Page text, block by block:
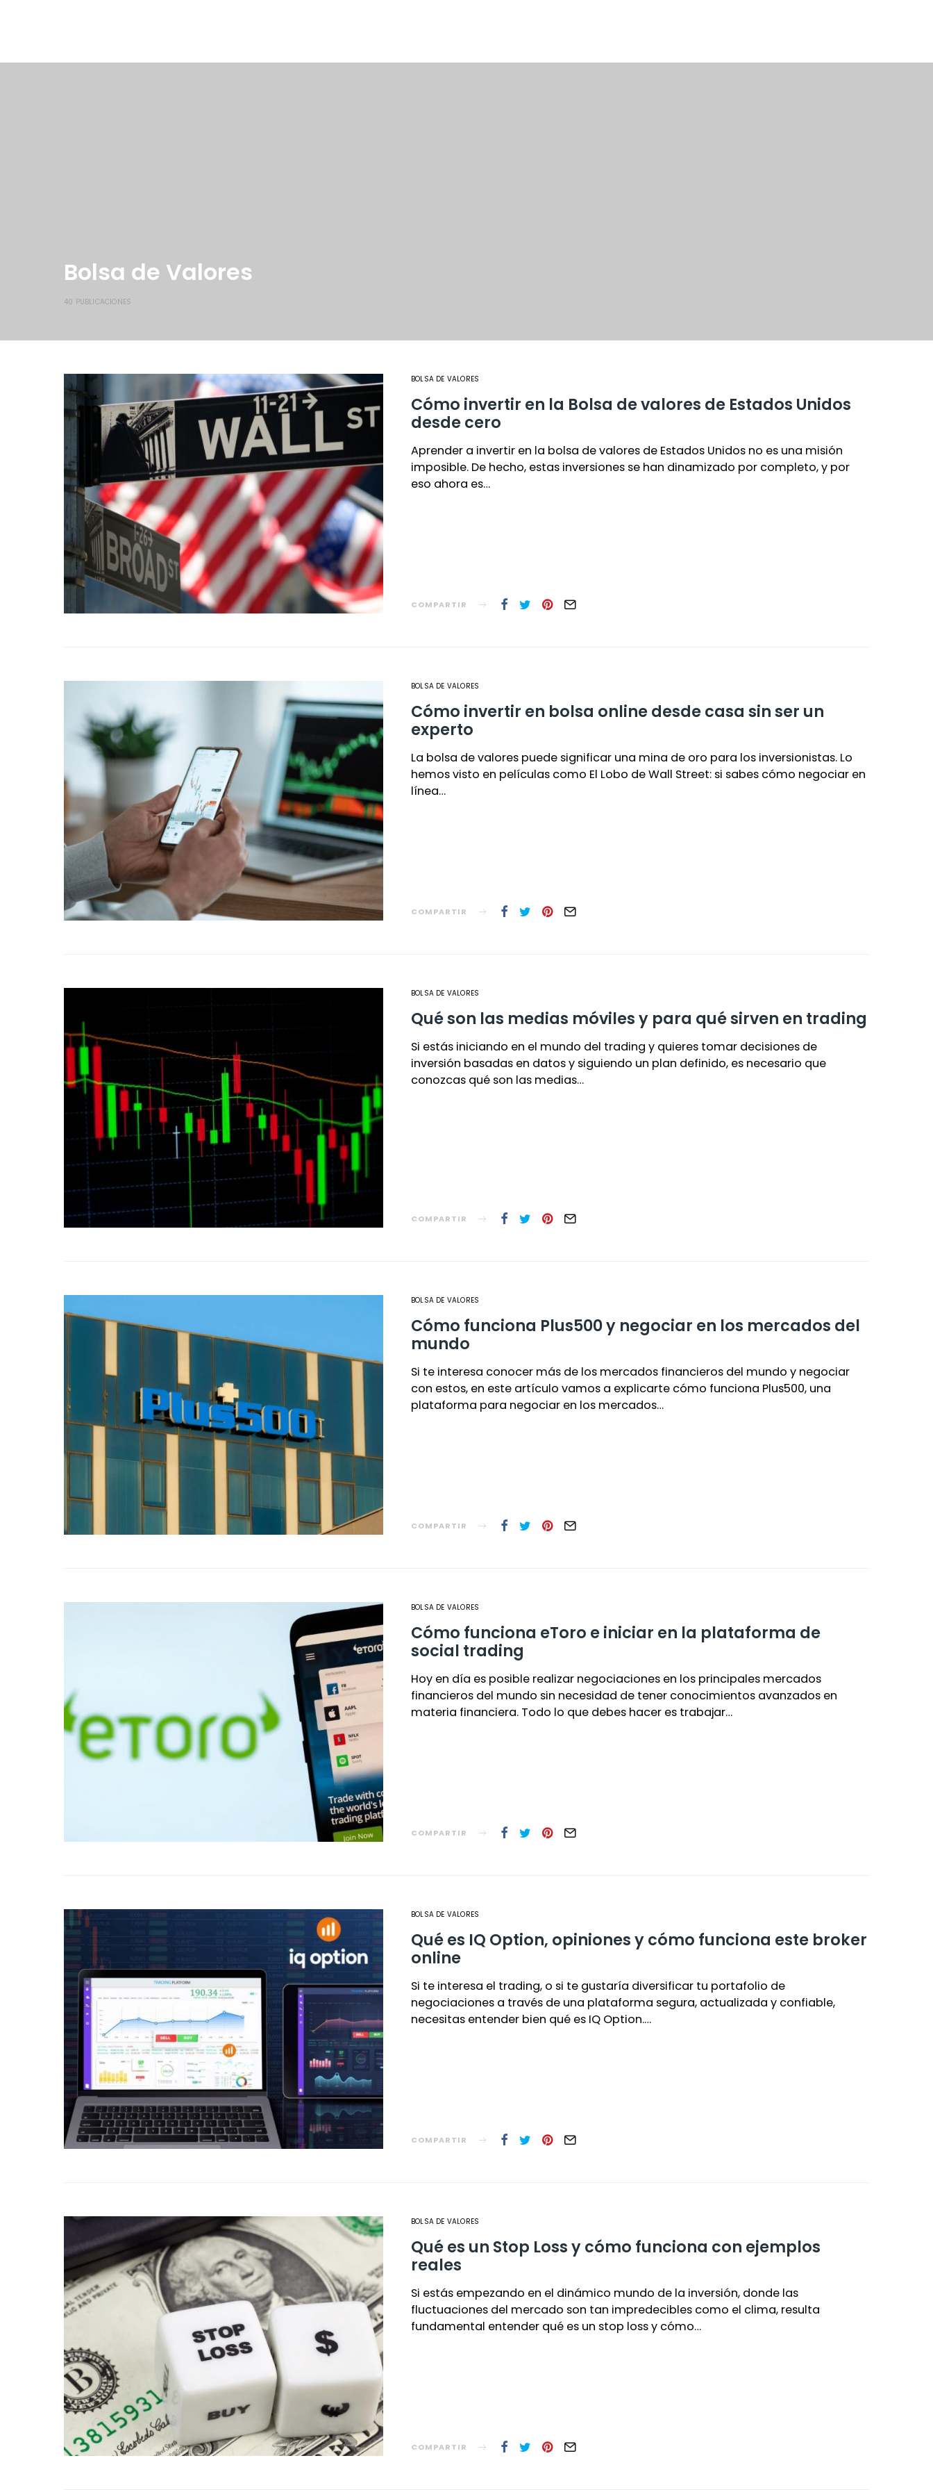
Bolsa de Valores
40 PUBLICACIONES
BOLSA DE VALORES
Cómo invertir en la Bolsa de valores de Estados Unidos
desde cero
Aprender a invertir en la bolsa de valores de Estados Unidos no es una misión
imposible. De hecho, estas inversiones se han dinamizado por completo, y por
eso ahora es…
COMPARTIR
BOLSA DE VALORES
Cómo invertir en bolsa online desde casa sin ser un
experto
La bolsa de valores puede significar una mina de oro para los inversionistas. Lo
hemos visto en películas como El Lobo de Wall Street: si sabes cómo negociar en
línea…
COMPARTIR
BOLSA DE VALORES
Qué son las medias móviles y para qué sirven en trading
Si estás iniciando en el mundo del trading y quieres tomar decisiones de
inversión basadas en datos y siguiendo un plan definido, es necesario que
conozcas qué son las medias…
COMPARTIR
BOLSA DE VALORES
Cómo funciona Plus500 y negociar en los mercados del
mundo
Si te interesa conocer más de los mercados financieros del mundo y negociar
con estos, en este artículo vamos a explicarte cómo funciona Plus500, una
plataforma para negociar en los mercados…
COMPARTIR
BOLSA DE VALORES
Cómo funciona eToro e iniciar en la plataforma de
social trading
Hoy en día es posible realizar negociaciones en los principales mercados
financieros del mundo sin necesidad de tener conocimientos avanzados en
materia financiera. Todo lo que debes hacer es trabajar…
COMPARTIR
BOLSA DE VALORES
Qué es IQ Option, opiniones y cómo funciona este broker
online
Si te interesa el trading, o si te gustaría diversificar tu portafolio de
negociaciones a través de una plataforma segura, actualizada y confiable,
necesitas entender bien qué es IQ Option.…
COMPARTIR
BOLSA DE VALORES
Qué es un Stop Loss y cómo funciona con ejemplos
reales
Si estás empezando en el dinámico mundo de la inversión, donde las
fluctuaciones del mercado son tan impredecibles como el clima, resulta
fundamental entender qué es un stop loss y cómo…
COMPARTIR